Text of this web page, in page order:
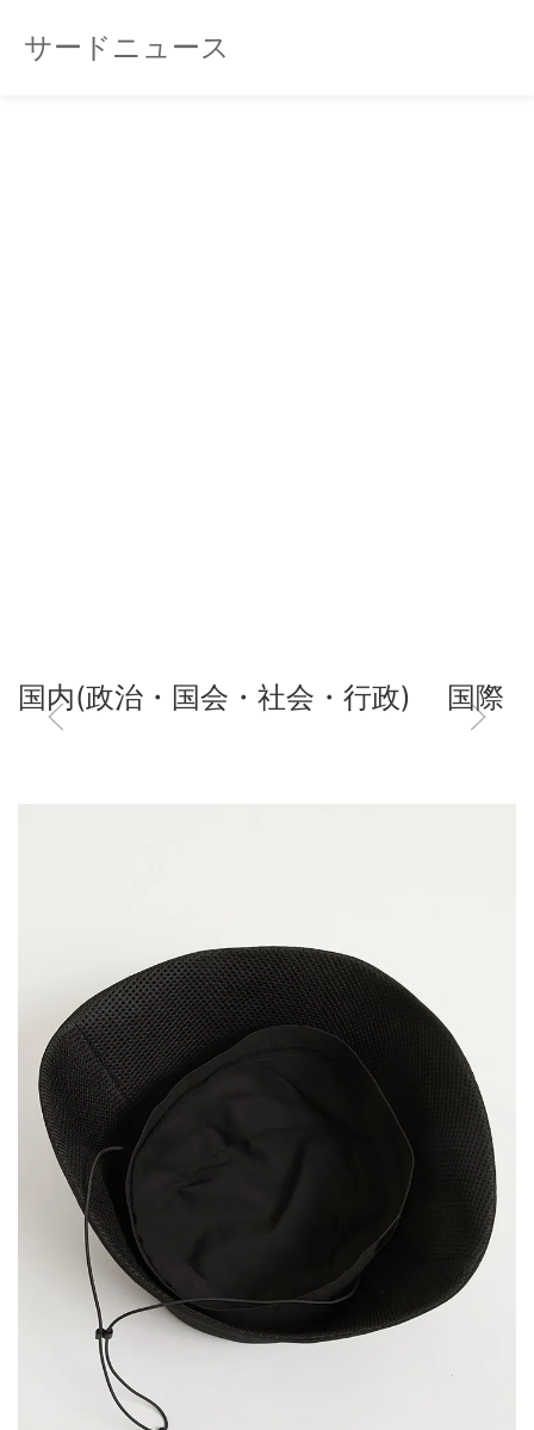
サードニュース
国内(政治・国会・社会・行政) 国際